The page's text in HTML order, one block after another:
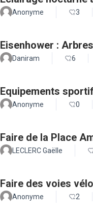
Anonyme 3
Eisenhower :
Daniram 6
Equipements
Anonyme 0
Faire de la Place
LECLERC Gaëlle
Faire des voies
Anonyme 2